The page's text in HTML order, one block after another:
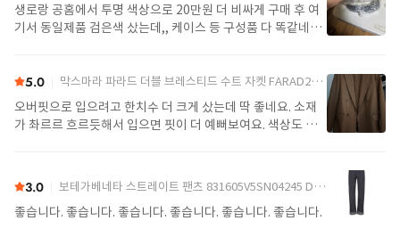
생로랑 공홈에서 투명 색상으로 20만원 더 비싸게 구매 후 여
기서 동일제품 검은색 샀는데,, 케이스 등 구성품 다 똑같네요
5.0 막스마라 파라드 더블 브레스티드 수트 자켓 FARAD2521046122600004 Camel
오버핏으로 입으려고 한치수 더 크게 샀는데 딱 좋네요. 소재
가 촤르르 흐르듯해서 입으면 핏이 더 예뻐보여요. 색상도 제
3.0 보테가베네타 스트레이트 팬츠 831605V5SN04245 Denim
좋습니다. 좋습니다. 좋습니다. 좋습니다. 좋습니다. 좋습니다.